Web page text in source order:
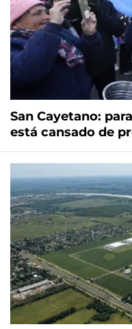
San Cayetano:
está cansado de